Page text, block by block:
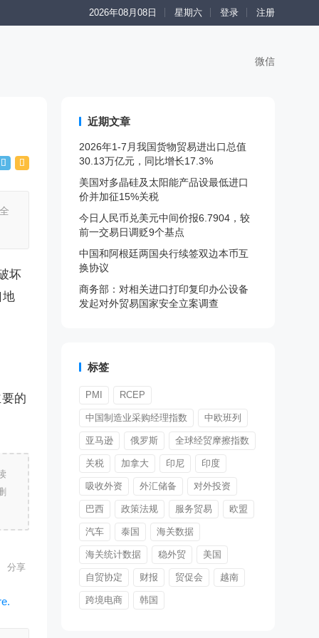
2026年08月08日 星期六 登录 注册
微信
坏
地
的
近期文章
2026年1-7月我国货物贸易进出口总值
30.13万亿元，同比增长17.3%
美国对多晶硅及太阳能产品设最低进口
价并加征15%关税
今日人民币兑美元中间价报6.7904，较
前一交易日调贬9个基点
中国和阿根廷两国央行续签双边本币互
换协议
商务部：对相关进口打印复印办公设备
发起对外贸易国家安全立案调查
标签
PMI RCEP
中国制造业采购经理指数 中欧班列
亚马逊 俄罗斯 全球经贸摩擦指数
关税 加拿大 印尼 印度
吸收外资 外汇储备 对外投资
巴西 政策法规 服务贸易 欧盟
汽车 泰国 海关数据
海关统计数据 稳外贸 美国
自贸协定 财报 贸促会 越南
跨境电商 韩国